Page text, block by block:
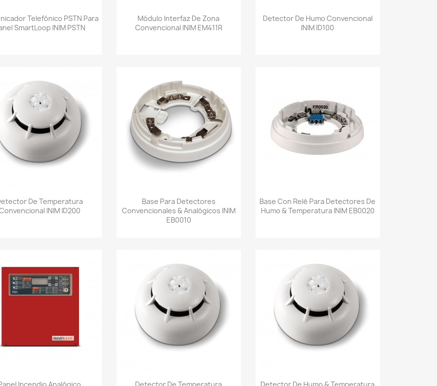
Vista rápida
Telefónico PSTN Para
SmartLoop INIM PSTN
Vista rápida
Módulo Interfaz De Zona
Convencional INIM EM411R
Vista rápida
Detector De Humo Convencional
INIM ID100
Vista rápida
De Temperatura
INIM ID200
Vista rápida
Base Para Detectores
Convencionales & Analógicos INIM
EB0010
Vista rápida
Base Con Relé Para Detectores De
Humo & Temperatura INIM EB0020
Vista rápida Vista rápida Vista rápida